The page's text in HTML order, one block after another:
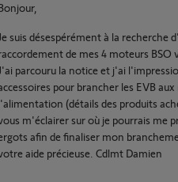
Je suis désespérément à la recherche
de mes 4 moteurs BSO
J'ai parcouru la notice et j'ai
pour brancher les EVB
(détails des produits
m'éclairer sur où je pourrais me
afin de finaliser mon
aide précieuse. Cdlmt Damien